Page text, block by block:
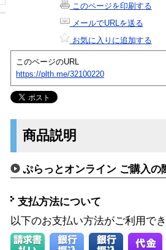
このページを印刷する
メールでURLを送る
お気に入りに追加する
このページのURL
https://plth.me/32100220
商品説明
ぷらっとオンライン ご購入の
支払方法について
以下のお支払い方法がご利用で